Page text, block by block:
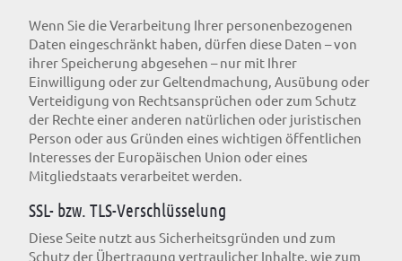
Wenn Sie die Verarbeitung Ihrer personenbezogenen
Daten eingeschränkt haben, dürfen diese Daten – von
ihrer Speicherung abgesehen – nur mit Ihrer
Einwilligung oder zur Geltendmachung, Ausübung oder
Verteidigung von Rechtsansprüchen oder zum Schutz
der Rechte einer anderen natürlichen oder juristischen
Person oder aus Gründen eines wichtigen öffentlichen
Interesses der Europäischen Union oder eines
Mitgliedstaats verarbeitet werden.
SSL- bzw. TLS-Verschlüsselung
Diese Seite nutzt aus Sicherheitsgründen und zum
Schutz der Übertragung vertraulicher Inhalte, wie zum